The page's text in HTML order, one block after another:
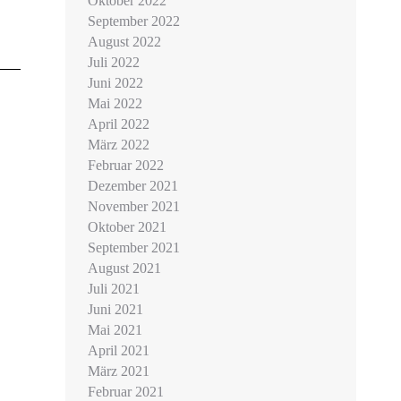
September 2022
August 2022
Juli 2022
Juni 2022
Mai 2022
April 2022
März 2022
Februar 2022
Dezember 2021
November 2021
Oktober 2021
September 2021
August 2021
Juli 2021
Juni 2021
Mai 2021
April 2021
März 2021
Februar 2021